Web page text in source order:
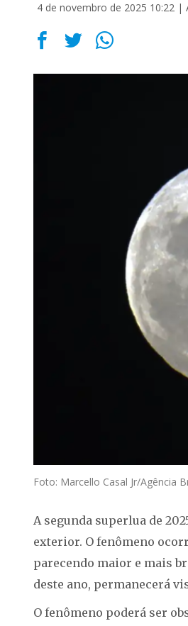
4 de novembro de 2025 10:22 |
Foto: Marcello Casal Jr/Agência
A segunda superlua de
exterior. O fenômeno
parecendo maior e mais
deste ano, permanecerá
O fenômeno poderá ser